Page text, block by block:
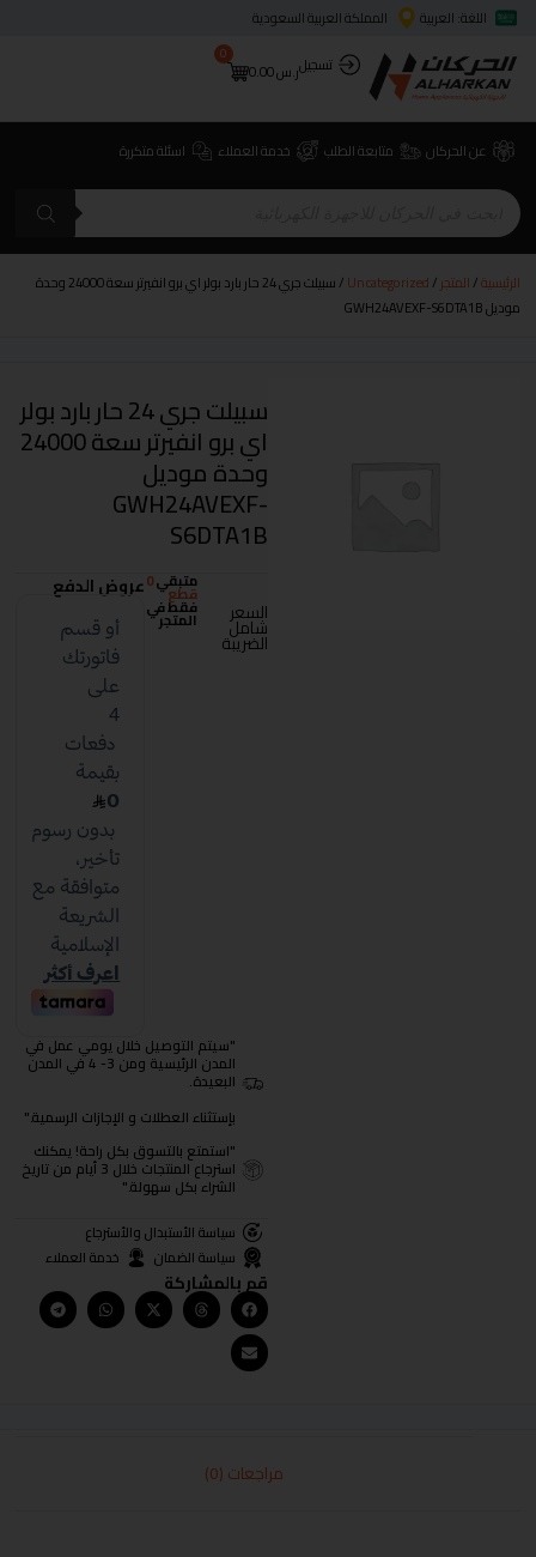
اللغة: العربية
المملكة العربية السعودية
تسجيلر.س0.00
0
عن الحركان متابعة الطلب خدمة العملاء اسئلة متكررة
الرئيسية/المتجر/
Uncategorized
/ سبيلت جري 24 حار بارد بولر اي برو انفيرتر سعة 24000 وحدة
موديل GWH24AVEXF-S6DTA1B
سبيلت جري 24 حار بارد بولر
اي برو انفيرتر سعة 24000
وحدة موديل
GWH24AVEXF-
S6DTA1B
السعر
شامل
الضريبة
متبقي0
قطع
فقط في
المتجر
عروض الدفع
"سيتم التوصيل خلال يومي عمل في
المدن الرئيسية ومن 3- 4 في المدن
البعيدة.
بإستثناء العطلات و الإجازات الرسمية."
"استمتع بالتسوق بكل راحة! يمكنك
استرجاع المنتجات خلال 3 أيام من تاريخ
الشراء بكل سهولة."
سياسة الأستبدال والأسترجاع
سياسة الضمان
خدمة العملاء
قم بالمشاركة
مراجعات (0)